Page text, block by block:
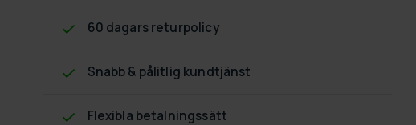
60 dagars returpolicy
Snabb & pålitlig kundtjänst
Flexibla betalningssätt